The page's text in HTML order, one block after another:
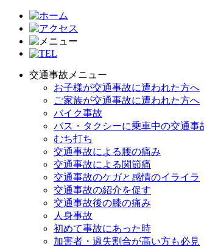
交通事故メニュー
お子様が交通事故に遭われた方へ
ご家族が交通事故に遭われた方へ
バイク事故
バス・タクシーに乗車中の交通事
むち打ち
交通事故による腰の痛み
交通事故による関節痛
交通事故のケガと感情のイライラ
交通事故の紹介を促す
交通事故後の膝の痛み
人身事故
初めて事故にあった時
加害者・過失割合が高い方も必見